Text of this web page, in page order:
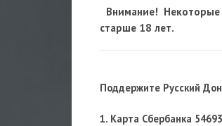
Внимание!
старше 18 лет.
Поддержите Русский
1. Карта Сбербанка